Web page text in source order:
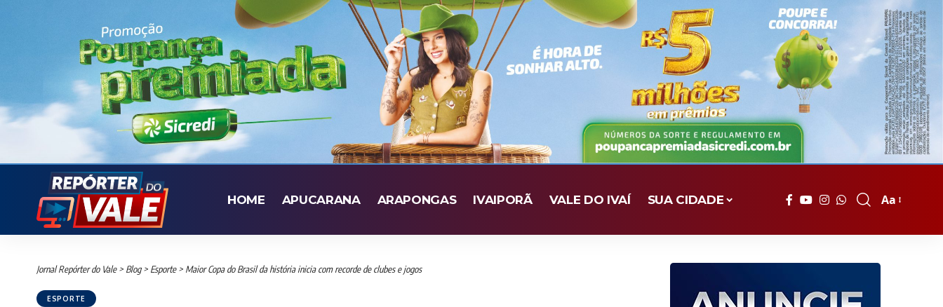
HOME APUCARANA ARAPONGAS IVAIPORÃ VALE DO IVAÍ SUA CIDADE
Font
Aa
Jornal Repórter do Vale> Blog> Esporte> Maior Copa do Brasil da história inicia com recorde de clubes e jogos
ESPORTE